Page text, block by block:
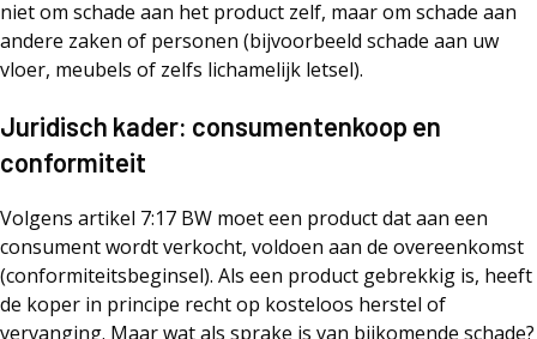
niet om schade aan het product zelf, maar om schade aan
andere zaken of personen (bijvoorbeeld schade aan uw
vloer, meubels of zelfs lichamelijk letsel).
Juridisch kader: consumentenkoop en
conformiteit
Volgens artikel 7:17 BW moet een product dat aan een
consument wordt verkocht, voldoen aan de overeenkomst
(conformiteitsbeginsel). Als een product gebrekkig is, heeft
de koper in principe recht op kosteloos herstel of
vervanging. Maar wat als sprake is van bijkomende schade?